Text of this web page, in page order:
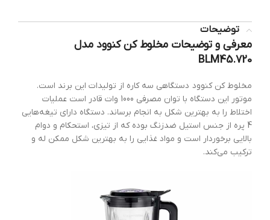
توضیحات
معرفی و توضیحات مخلوط کن کنوود مدل
BLM45.720
مخلوط کن کنوود دستگاهی سه کاره از تولیدات این برند است.
موتور این دستگاه با توان مصرفی 1000 وات قادر است عملیات
اختلاط را به بهترین شکل به انجام برساند. دستگاه دارای تیغه‌هایی
4 پره از جنس استیل ضد‌زنگ بوده که از تیزی، استحکام و دوام
بالایی برخوردار است و مواد غذایی را به بهترین شکل ممکن له و
ترکیب می‌کند.